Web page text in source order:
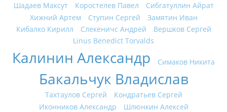
Шадаев Максут
Коростелев Павел
Сибгатуллин Айрат
Хижний Артем
Ступин Сергей
Замятин Иван
Кибалко Кирилл
Слекеничс Андрей
Вершков Сергей
Linus Benedict Torvalds
Калинин Александр Симаков Никита
Бакальчук Владислав
Тахтаулов Сергей
Кондратьев Сергей
Иконников Александр
Шлюнкин Алексей